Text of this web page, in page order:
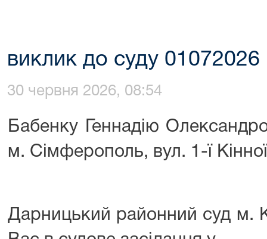
виклик до суду 01072026
30 червня 2026, 08:54
Бабенку Геннадію
м. Сімферополь, вул. 1-ї
Дарницький районний суд м.